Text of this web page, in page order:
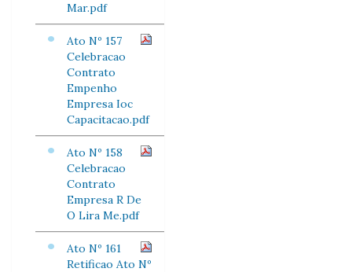
Mar.pdf
Ato Nº 157
Celebracao
Contrato
Empenho
Empresa Ioc
Capacitacao.pdf
Ato Nº 158
Celebracao
Contrato
Empresa R De
O Lira Me.pdf
Ato Nº 161
Retificao Ato Nº